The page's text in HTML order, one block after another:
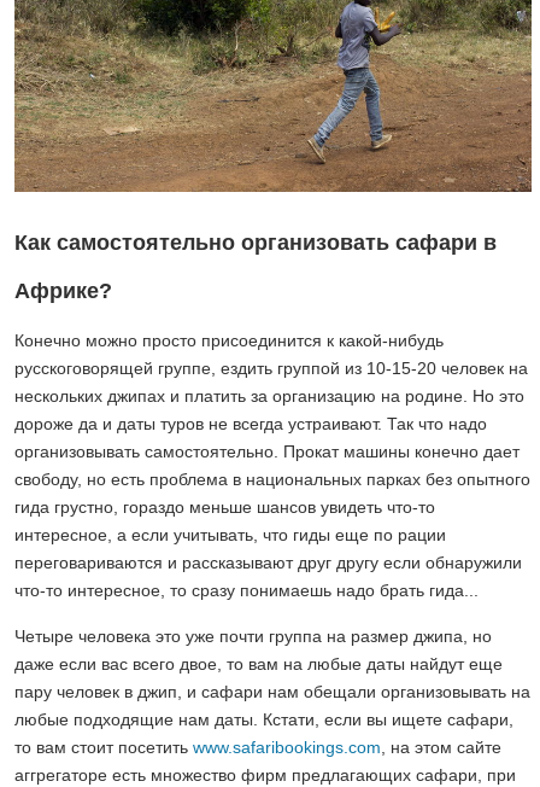
Как самостоятельно организовать сафари в
Африке?
Конечно можно просто присоединится к какой-нибудь
русскоговорящей группе, ездить группой из 10-15-20 человек на
нескольких джипах и платить за организацию на родине. Но это
дороже да и даты туров не всегда устраивают. Так что надо
организовывать самостоятельно. Прокат машины конечно дает
свободу, но есть проблема в национальных парках без опытного
гида грустно, гораздо меньше шансов увидеть что-то
интересное, а если учитывать, что гиды еще по рации
переговариваются и рассказывают друг другу если обнаружили
что-то интересное, то сразу понимаешь надо брать гида...
Четыре человека это уже почти группа на размер джипа, но
даже если вас всего двое, то вам на любые даты найдут еще
пару человек в джип, и сафари нам обещали организовывать на
любые подходящие нам даты. Кстати, если вы ищете сафари,
то вам стоит посетить www.safaribookings.com , на этом сайте
аггрегаторе есть множество фирм предлагающих сафари, при